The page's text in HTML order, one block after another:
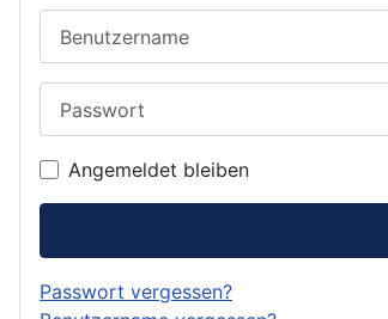
Angemeldet bleiben
Passwort vergessen?